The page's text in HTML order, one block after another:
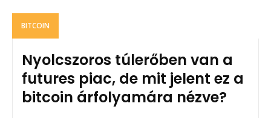
BITCOIN
Nyolcszoros túlerőben van a
futures piac, de mit jelent ez a
bitcoin árfolyamára nézve?